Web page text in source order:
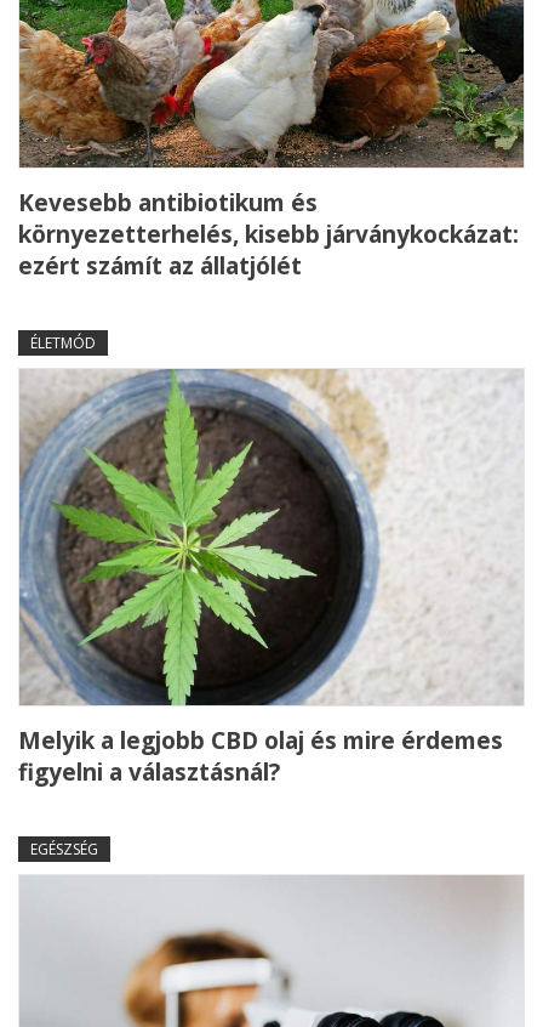
Kevesebb antibiotikum és
környezetterhelés, kisebb járványkockázat:
ezért számít az állatjólét
ÉLETMÓD
Melyik a legjobb CBD olaj és mire érdemes
figyelni a választásnál?
EGÉSZSÉG